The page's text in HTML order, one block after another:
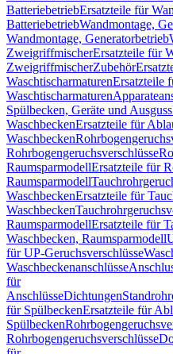
BatteriebetriebErsatzteile für
BatteriebetriebWandmontage,
Wandmontage, Generatorbetrieb
ZweigriffmischerErsatzteile für
ZweigriffmischerZubehör
WaschtischarmaturenErsatzteile
Waschtischarmaturen
Spülbecken, Geräte und
WaschbeckenErsatzteile für
Waschbecken
Rohrbogengeruchsverschlüsse
RaumsparmodellErsatzteile für
Raumsparmodell
WaschbeckenErsatzteile für
Waschbecken
RaumsparmodellErsatzteile für
Waschbecken, Raumsparmodell
für UP-Geruchsverschlüsse
Waschbeckenanschlüsse
für
AnschlüsseDichtungen
für SpülbeckenErsatzteile für
Spülbecken
Rohrbogengeruchsverschlüsse